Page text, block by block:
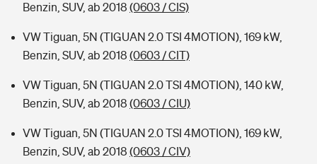
Benzin, SUV, ab 2018 (0603 / CIS)
VW Tiguan, 5N (TIGUAN 2.0 TSI 4MOTION), 169 kW,
Benzin, SUV, ab 2018 (0603 / CIT)
VW Tiguan, 5N (TIGUAN 2.0 TSI 4MOTION), 140 kW,
Benzin, SUV, ab 2018 (0603 / CIU)
VW Tiguan, 5N (TIGUAN 2.0 TSI 4MOTION), 169 kW,
Benzin, SUV, ab 2018 (0603 / CIV)